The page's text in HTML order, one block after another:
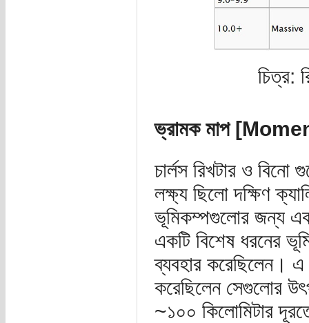
চিত্র:
ভ্রামক মাপ
চার্লস রিখটার ও বিনো
লক্ষ্য ছিলো দক্ষিণ
ভূমিকম্পগুলোর জন্য
একটি বিশেষ ধরনের
ব্যবহার করেছিলেন।
করেছিলেন সেগুলোর
~১০০ কিলোমিটার